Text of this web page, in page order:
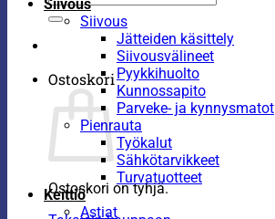
Ostoskori
Ostoskori on tyhjä.
Siivous
Siivous
Jätteiden käsittely
Siivousvälineet
Pyykkihuolto
Kunnossapito
Parveke- ja kynnysmatot
Pienrauta
Työkalut
Sähkötarvikkeet
Turvatuotteet
Keittiö
Astiat